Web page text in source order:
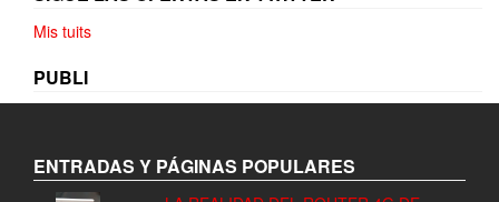
Mis tuits
PUBLI
ENTRADAS Y PÁGINAS POPULARES